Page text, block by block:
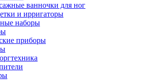
ванночки для ног
и ирригаторы
наборы
приборы